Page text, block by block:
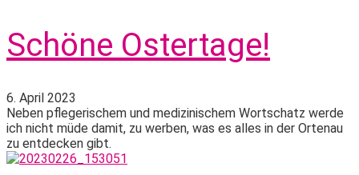
Schöne Ostertage!
6. April 2023
Neben pflegerischem und medizinischem Wortschatz werde
ich nicht müde damit, zu werben, was es alles in der Ortenau
zu entdecken gibt.